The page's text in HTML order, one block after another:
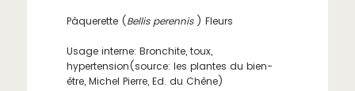
Pâquerette (Bellis perennis ) Fleurs
Usage interne: Bronchite, toux,
hypertension(source: les plantes du bien-
être, Michel Pierre, Ed. du Chêne)